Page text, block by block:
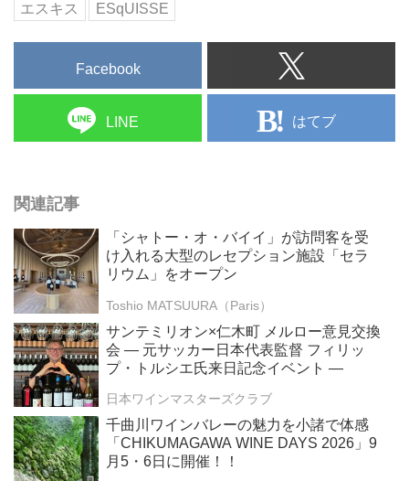
エスキス
ESqUISSE
Facebook
LINE はてブ
関連記事
「シャトー・オ・バイイ」が訪問客を受
け入れる大型のレセプション施設「セラ
リウム」をオープン
Toshio MATSUURA（Paris）
サンテミリオン×仁木町 メルロー意見交換
会 ― 元サッカー日本代表監督 フィリッ
プ・トルシエ氏来日記念イベント ―
日本ワインマスターズクラブ
千曲川ワインバレーの魅力を小諸で体感
「CHIKUMAGAWA WINE DAYS 2026」9
月5・6日に開催！！